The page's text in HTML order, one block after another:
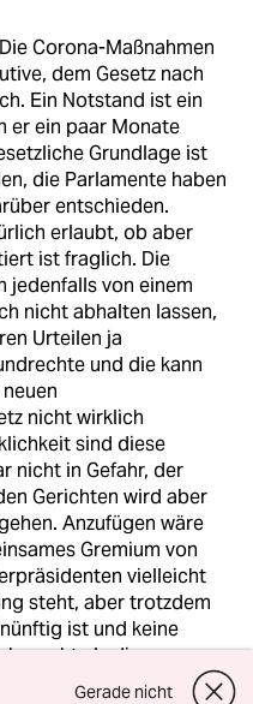
Corona-Maßnahmen
dem Gesetz nach
Ein Notstand ist ein
er ein paar Monate
Grundlage ist
die Parlamente haben
entschieden.
erlaubt, ob aber
ist fraglich. Die
jedenfalls von einem
nicht abhalten lassen,
Urteilen ja
und die kann
nicht wirklich
sind diese
nicht in Gefahr, der
Gerichten wird aber
Anzufügen wäre
Gremium von
vielleicht
steht, aber trotzdem
ist und keine
als die
einzelnen
Gerade nicht